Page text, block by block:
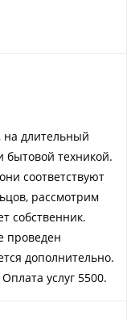
на длительный
бытовой техникой.
соответствуют
рассмотрим
собственник.
проведен
дополнительно.
услуг 5500.